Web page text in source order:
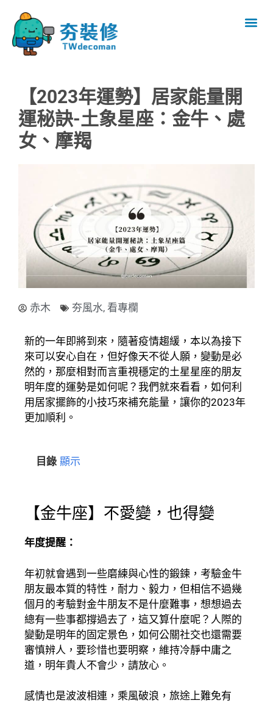
【2023年運勢】居家能量開
運秘訣-土象星座：金牛、處
女、摩羯
赤木 夯風水, 看專欄
新的一年即將到來，隨著疫情趨緩，本以為接下
來可以安心自在，但好像天不從人願，變動是必
然的，那麼相對而言重視穩定的土星星座的朋友
明年度的運勢是如何呢？我們就來看看，如何利
用居家擺飾的小技巧來補充能量，讓你的2023年
更加順利。
目錄 顯示
【金牛座】不愛變，也得變
年度提醒：
年初就會遇到一些磨練與心性的鍛鍊，考驗金牛
朋友最本質的特性，耐力、毅力，但相信不過幾
個月的考驗對金牛朋友不是什麼難事，想想過去
總有一些事都撐過去了，這又算什麼呢？人際的
變動是明年的固定景色，如何公關社交也還需要
審慎辨人，要珍惜也要明察，維持冷靜中庸之
道，明年貴人不會少，請放心。
感情也是波波相連，乘風破浪，旅途上難免有